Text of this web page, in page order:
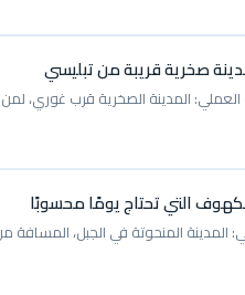
صخرية قريبة من تبليسي
العملي: المدينة الصخرية قرب غوري،
التي تحتاج يومًا محسوبًا
المدينة المنحوتة في الجبل،